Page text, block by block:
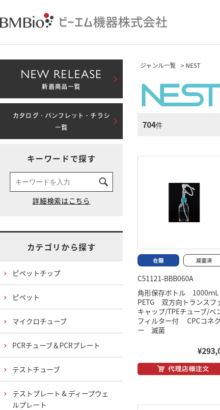
ジャンル一覧 > NEST
704件
C51121-BBB060A
角形保存ボトル 1000
PETG 双方向トランスフ
キャップ/TPEチューブ/ベ
フィルター付 CPCコネ
ー 滅菌
NEW RELEASE
新着商品一覧
カタログ・パンフレット・チラシ
一覧
キーワードで探す
カテゴリから探す
ピペットチップ
ピペット
マイクロチューブ
PCRチューブ＆PCRプレート
テストチューブ
テストプレート & ディープウェ
ルプレート